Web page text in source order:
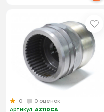
0
0 оценок
Артикул:AZ110CA